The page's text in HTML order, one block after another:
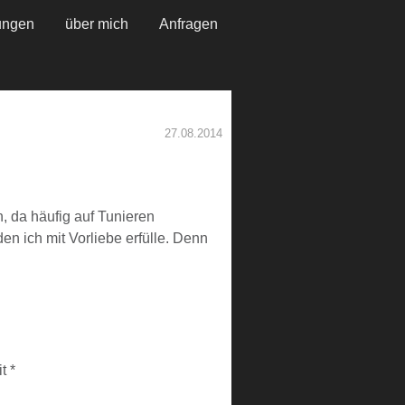
über mich Anfragen
27.08.2014
da häufig auf Tunieren
ich mit Vorliebe erfülle. Denn
*